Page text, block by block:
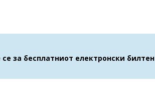
се за бесплатниот електронски билтен